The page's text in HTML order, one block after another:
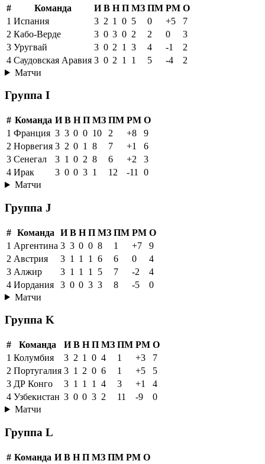
# Команда И В Н П МЗ ПМ РМ О
1 Испания 3 2 1 0 5 0 +5
7
2 Кабо-Верде 3 0 3 0 2 2 0
3
3 Уругвай 3 0 2 1 3 4 -1
2
4 Саудовская Аравия 3 0 2 1 1 5 -4
2
Матчи
Группа I
# Команда И В Н П МЗ ПМ РМ О
1 Франция 3 3 0 0 10 2 +8
9
2 Норвегия 3 2 0 1 8 7 +1
6
3 Сенегал 3 1 0 2 8 6 +2
3
4 Ирак 3 0 0 3 1 12 -11
0
Матчи
Группа J
# Команда И В Н П МЗ ПМ РМ О
1 Аргентина 3 3 0 0 8 1 +7
9
2 Австрия 3 1 1 1 6 6 0
4
3 Алжир 3 1 1 1 5 7 -2
4
4 Иордания 3 0 0 3 3 8 -5
0
Матчи
Группа K
# Команда И В Н П МЗ ПМ РМ О
1 Колумбия 3 2 1 0 4 1 +3
7
2 Португалия 3 1 2 0 6 1 +5
5
3 ДР Конго 3 1 1 1 4 3 +1
4
4 Узбекистан 3 0 0 3 2 11 -9
0
Матчи
Группа L
# Команда И В Н П МЗ ПМ РМ О